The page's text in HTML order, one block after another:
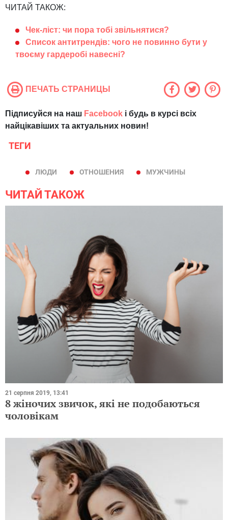
ЧИТАЙ ТАКОЖ:
Чек-ліст: чи пора тобі звільнятися?
Список антитрендів: чого не повинно бути у
твоєму гардеробі навесні?
ПЕЧАТЬ СТРАНИЦЫ
Підписуйся на наш Facebook і будь в курсі всіх
найцікавіших та актуальних новин!
ТЕГИ
ЛЮДИ ОТНОШЕНИЯ МУЖЧИНЫ
ЧИТАЙ ТАКОЖ
21 серпня 2019, 13:41
8 жіночих звичок, які не подобаються
чоловікам